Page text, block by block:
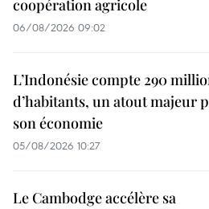
coopération agricole
06/08/2026 09:02
L’Indonésie compte 290
d’habitants, un atout majeur
son économie
05/08/2026 10:27
Le Cambodge accélère sa